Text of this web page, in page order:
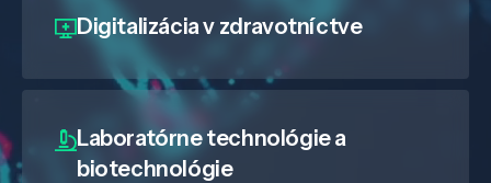
Digitalizáciav zdravotníctve
Laboratórne technológie a
biotechnológie